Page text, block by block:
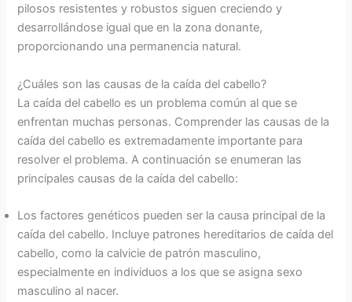
pilosos resistentes y robustos siguen creciendo y
desarrollándose igual que en la zona donante,
proporcionando una permanencia natural.
¿Cuáles son las causas de la caída del cabello?
La caída del cabello es un problema común al que se
enfrentan muchas personas. Comprender las causas de la
caída del cabello es extremadamente importante para
resolver el problema. A continuación se enumeran las
principales causas de la caída del cabello:
Los factores genéticos pueden ser la causa principal de la
caída del cabello. Incluye patrones hereditarios de caída del
cabello, como la calvicie de patrón masculino,
especialmente en individuos a los que se asigna sexo
masculino al nacer.